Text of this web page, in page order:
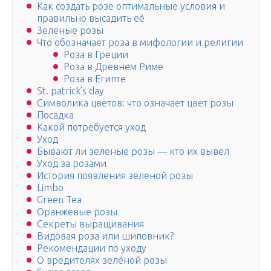
Как создать розе оптимальные условия и
правильно высадить её
Зеленые розы
Что обозначает роза в мифологии и религии
Роза в Греции
Роза в Древнем Риме
Роза в Египте
St. patrick’s day
Символика цветов: что означает цвет розы
Посадка
Какой потребуется уход
Уход
Бывают ли зеленые розы — кто их вывел
Уход за розами
История появления зеленой розы
Limbo
Green Tea
Оранжевые розы
Секреты выращивания
Видовая роза или шиповник?
Рекомендации по уходу
О вредителях зелёной розы